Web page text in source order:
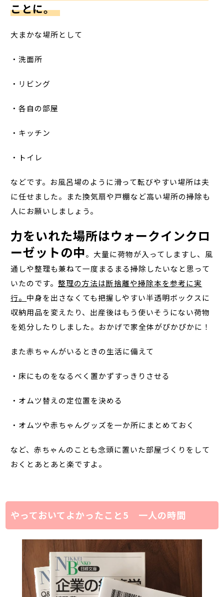
ことに。
大まかな場所として
・洗面所
・リビング
・各自の部屋
・キッチン
・トイレ
などです。お風呂場のように滑って転びやすい場所は夫
に任せました。また換気扇や戸棚など高い場所の掃除も
人にお願いしましょう。
力をいれた場所はウォークインクロ
ーゼットの中。大量に荷物が入ってしますし、風
通しや整理も兼ねて一度まるまる掃除したいなと思って
いたのです。整理の方法は断捨離や掃除本を参考に実
行。 中身を出さなくても把握しやすい半透明ボックスに
収納用品を変えたり、出産後はもう使いそうにない荷物
を処分したりしました。おかげで家全体がぴかぴかに！
また赤ちゃんがいるときの生活に備えて
・床にものをなるべく置かずすっきりさせる
・オムツ替えの定位置を決める
・オムツや赤ちゃんグッズを一か所にまとめておく
など、赤ちゃんのことも念頭に置いた部屋づくりをして
おくとあとあと楽ですよ。
やっておいてよかったこと5 一人の時間